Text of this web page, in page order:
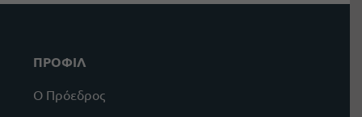
ΠΡΟΦΙΛ
Ο Πρόεδρος